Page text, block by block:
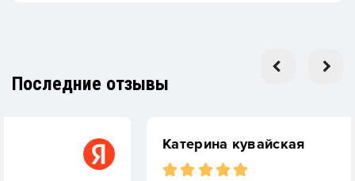
Последние отзывы
Катерина кувайская